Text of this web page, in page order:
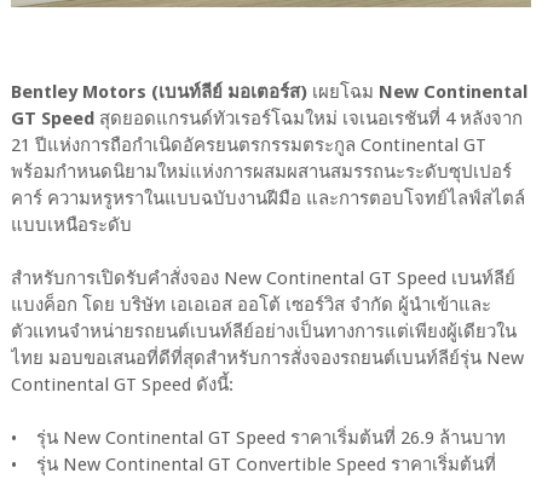
Bentley Motors (เบนท์ลีย์ มอเตอร์ส)เผยโฉม New Continental
GT Speedสุดยอดแกรนด์ทัวเรอร์โฉมใหม่ เจเนอเรชันที่ 4 หลังจาก
21 ปีแห่งการถือกำเนิดอัครยนตรกรรมตระกูล Continental GT
พร้อมกำหนดนิยามใหม่แห่งการผสมผสานสมรรถนะระดับซุปเปอร์
คาร์ ความหรูหราในแบบฉบับงานฝีมือ และการตอบโจทย์ไลฟ์สไตล์
แบบเหนือระดับ
สำหรับการเปิดรับคำสั่งจอง New Continental GT Speed เบนท์ลีย์
แบงค็อก โดย บริษัท เอเอเอส ออโต้ เซอร์วิส จำกัด ผู้นำเข้าและ
ตัวแทนจำหน่ายรถยนต์เบนท์ลีย์อย่างเป็นทางการแต่เพียงผู้เดียวใน
ไทย มอบขอเสนอที่ดีที่สุดสำหรับการสั่งจองรถยนต์เบนท์ลีย์รุ่น New
Continental GT Speed ดังนี้:
• รุ่น New Continental GT Speed ราคาเริ่มต้นที่ 26.9 ล้านบาท
• รุ่น New Continental GT Convertible Speed ราคาเริ่มต้นที่